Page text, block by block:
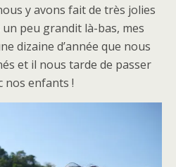
y avons fait de très jolies
peu grandit là-bas, mes
dizaine d’année que nous
et il nous tarde de passer
nos enfants !